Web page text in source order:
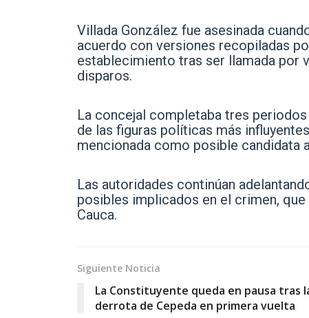
Villada González fue asesinada
acuerdo con versiones recopiladas
establecimiento tras ser llamada por
disparos.
La concejal completaba tres
de las figuras políticas más
mencionada como posible candidata
Las autoridades continúan
posibles implicados en el crimen,
Cauca.
Siguiente Noticia
La Constituyente queda en pausa tras
derrota de Cepeda en primera vuelta